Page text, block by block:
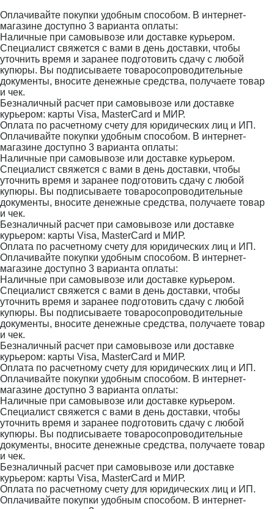
Оплачивайте покупки удобным способом. В интернет-
магазине доступно 3 варианта оплаты:
Наличные при самовывозе или доставке курьером.
Специалист свяжется с вами в день доставки, чтобы
уточнить время и заранее подготовить сдачу с любой
купюры. Вы подписываете товаросопроводительные
документы, вносите денежные средства, получаете товар
и чек.
Безналичный расчет при самовывозе или доставке
курьером: карты Visa, MasterCard и МИР.
Оплата по расчетному счету для юридических лиц и ИП.
Оплачивайте покупки удобным способом. В интернет-
магазине доступно 3 варианта оплаты:
Наличные при самовывозе или доставке курьером.
Специалист свяжется с вами в день доставки, чтобы
уточнить время и заранее подготовить сдачу с любой
купюры. Вы подписываете товаросопроводительные
документы, вносите денежные средства, получаете товар
и чек.
Безналичный расчет при самовывозе или доставке
курьером: карты Visa, MasterCard и МИР.
Оплата по расчетному счету для юридических лиц и ИП.
Оплачивайте покупки удобным способом. В интернет-
магазине доступно 3 варианта оплаты:
Наличные при самовывозе или доставке курьером.
Специалист свяжется с вами в день доставки, чтобы
уточнить время и заранее подготовить сдачу с любой
купюры. Вы подписываете товаросопроводительные
документы, вносите денежные средства, получаете товар
и чек.
Безналичный расчет при самовывозе или доставке
курьером: карты Visa, MasterCard и МИР.
Оплата по расчетному счету для юридических лиц и ИП.
Оплачивайте покупки удобным способом. В интернет-
магазине доступно 3 варианта оплаты:
Наличные при самовывозе или доставке курьером.
Специалист свяжется с вами в день доставки, чтобы
уточнить время и заранее подготовить сдачу с любой
купюры. Вы подписываете товаросопроводительные
документы, вносите денежные средства, получаете товар
и чек.
Безналичный расчет при самовывозе или доставке
курьером: карты Visa, MasterCard и МИР.
Оплата по расчетному счету для юридических лиц и ИП.
Оплачивайте покупки удобным способом. В интернет-